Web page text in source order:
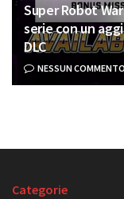
Super Robot
serie con un
DLC
NESSUN COMMENTO
Categorie